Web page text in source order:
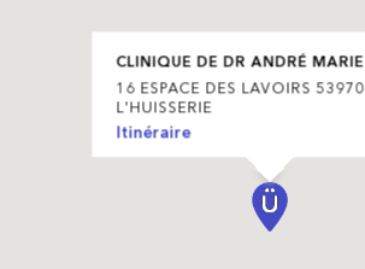
CLINIQUE DE DR ANDRÉ MARIE
16 ESPACE DES LAVOIRS 53970
L'HUISSERIE
Itinéraire